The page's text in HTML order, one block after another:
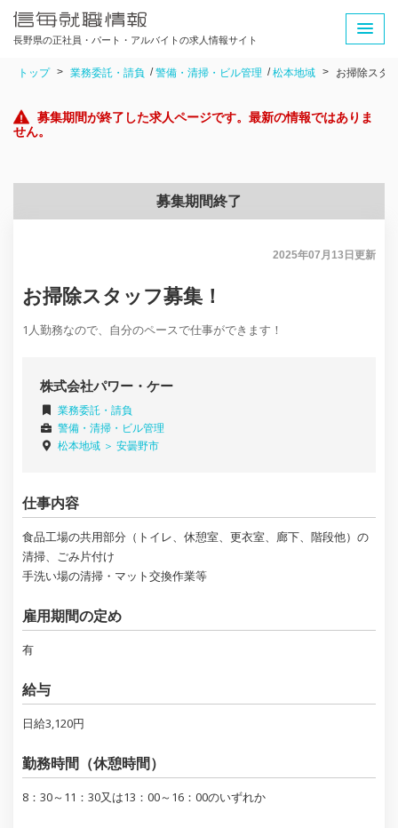
長野県の正社員・パート・アルバイトの求人情報サイト
トップ 業務委託・請負 警備・清掃・ビル管理 松本地域 お掃除スタ
募集期間が終了した求人ページです。最新の情報ではありま
せん。
募集期間終了
2025年07月13日 更新
お掃除スタッフ募集！
1人勤務なので、自分のペースで仕事ができます！
株式会社パワー・ケー
業務委託・請負
警備・清掃・ビル管理
松本地域 ＞ 安曇野市
仕事内容
食品工場の共用部分（トイレ、休憩室、更衣室、廊下、階段他）の
清掃、ごみ片付け
手洗い場の清掃・マット交換作業等
雇用期間の定め
有
給与
日給3,120円
勤務時間（休憩時間）
8：30～11：30又は13：00～16：00のいずれか